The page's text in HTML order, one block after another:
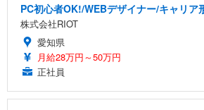
PC初心者OK!/WEBデザイナー/キャリア
株式会社RIOT
愛知県
月給28万円～50万円
正社員